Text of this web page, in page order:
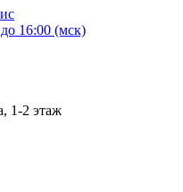
16:00 (мск)
​1-2 этаж